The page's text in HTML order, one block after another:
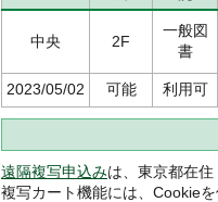
中央 2F
一般図
書
2023/05/02 可能 利用可
遠隔複写申込みは、東京都在住
複写カート機能には、Cookie